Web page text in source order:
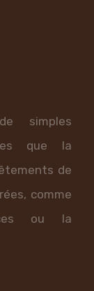
simples
que la
de
comme
ou la